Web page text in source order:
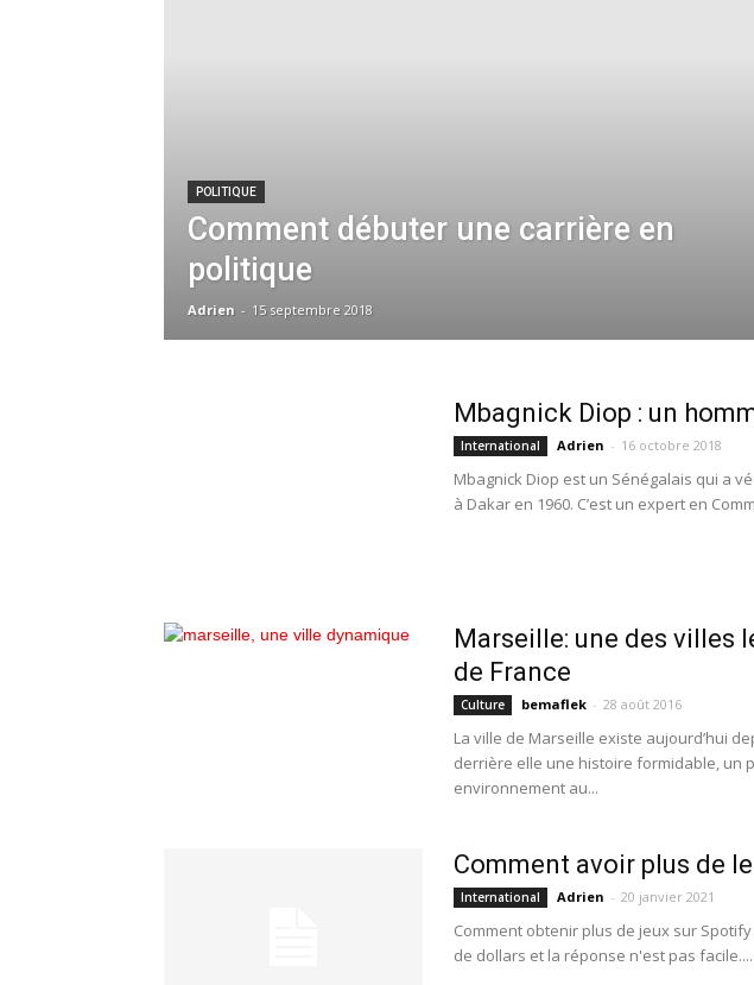
POLITIQUE
Comment débuter une carrière en
politique
Adrien - 15 septembre 2018
Mbagnick Diop : un
International Adrien - 16 octobre 2018
Mbagnick Diop est un Sénégalais qui a
à Dakar en 1960. C’est un expert en
Marseille: une des villes
de France
Culture bemaflek - 28 août 2016
La ville de Marseille existe aujourd’hui
derrière elle une histoire formidable, un
environnement au...
Comment avoir plus de
International Adrien - 20 janvier 2021
Comment obtenir plus de jeux sur
de dollars et la réponse n'est pas facile....